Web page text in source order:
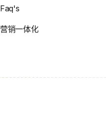
Faq's
营销一体化